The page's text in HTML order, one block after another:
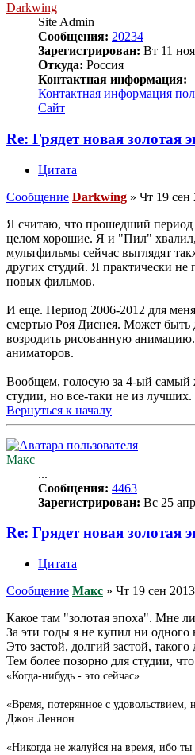
Darkwing
Site Admin
Сообщения: 20234
Зарегистрирован: Вт 11
Откуда: Россия
Контактная информация:
Контактная информация
Сайт
Re: Грядет новая золотая
Цитата
Сообщение Darkwing » Чт 19 сен
Я считаю, что прошедший период
целом хорошие. Я и "Пил" хвалил,
мультфильмы сейчас выглядят
других студий. Я практически
новых фильмов.
И еще. Период 2006-2012 для
смертью Роя Диснея. Может быть
возродить рисованную
аниматоров.
Вообщем, голосую за 4-ый самый
студии, но все-таки не из лучших.
Вернуться к началу
Макс
...
Сообщения: 4463
Зарегистрирован: Вс 25
Re: Грядет новая золотая
Цитата
Сообщение Макс » Чт 19 сен
Какое там "золотая эпоха". Мне
За эти годы я не купил ни
Это застой, долгий застой,
Тем более позорно для студии,
«Когда-нибудь - это сейчас»
«Время, потерянное с удовольствием,
Джон Леннон
«Никогда не жалуйся на время, ибо